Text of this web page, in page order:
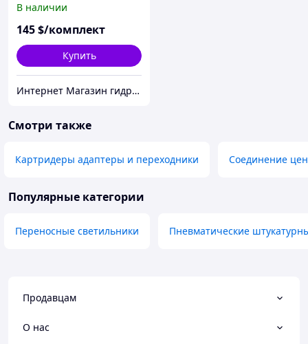
В наличии
145$/комплект
Купить
Интернет Магазин гидравлических узлов
Смотри также
Картридеры адаптеры и переходники Соединение
Популярные категории
Переносные светильники Пневматические
Продавцам
О нас